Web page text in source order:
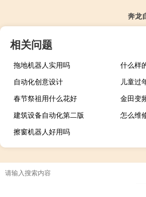
奔龙
相关问题
拖地机器人实用吗
自动化创意设计
儿童过
春节祭祖用什么花好
金田变
建筑设备自动化第二版
怎么维
擦窗机器人好用吗